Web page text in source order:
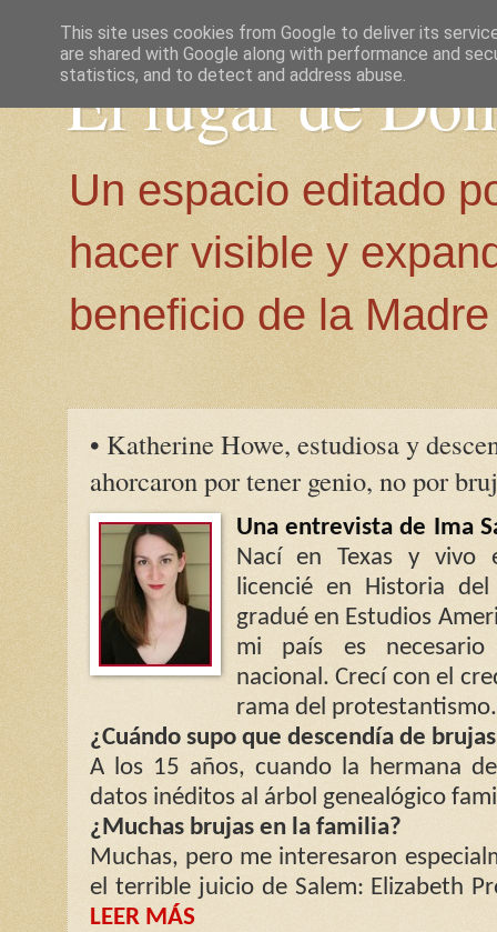
El lugar de
Un espacio editado
hacer visible y
beneficio de la
• Katherine Howe, estudiosa y
ahorcaron por tener genio, no por
Una entrevista de Ima
Nací en Texas y vivo
licencié en Historia
gradué en Estudios
mi país es
nacional. Crecí con el
rama del
¿Cuándo supo que descendía de
A los 15 años, cuando la hermana
datos inéditos al árbol genealógico
¿Muchas brujas en la familia?
Muchas, pero me interesaron
el terrible juicio de Salem: Elizabeth
LEER MÁS
This site uses cookies from Google to deliver its
are shared with Google along with performance and
statistics, and to detect and address abuse.